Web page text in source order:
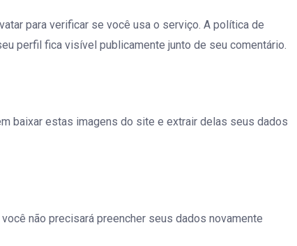
para verificar se você usa o serviço. A política de
perfil fica visível publicamente junto de seu comentário.
baixar estas imagens do site e extrair delas seus dados
não precisará preencher seus dados novamente